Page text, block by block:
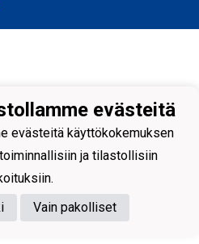
evästeitä
evästeitä käyttökokemuksen
ja tilastollisiin
Vain pakolliset